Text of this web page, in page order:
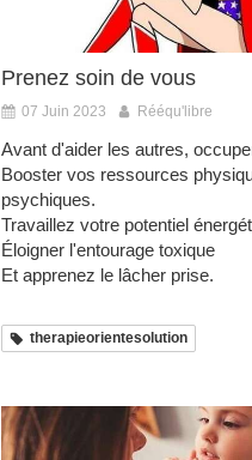
Prenez soin de vous
07 Juin 2023 Rééqu'libre
Avant d'aider les autres,
Booster vos ressources
psychiques.
Travaillez votre potentiel
Éloigner l'entourage toxique
Et apprenez le lâcher prise.
therapieorientesolution